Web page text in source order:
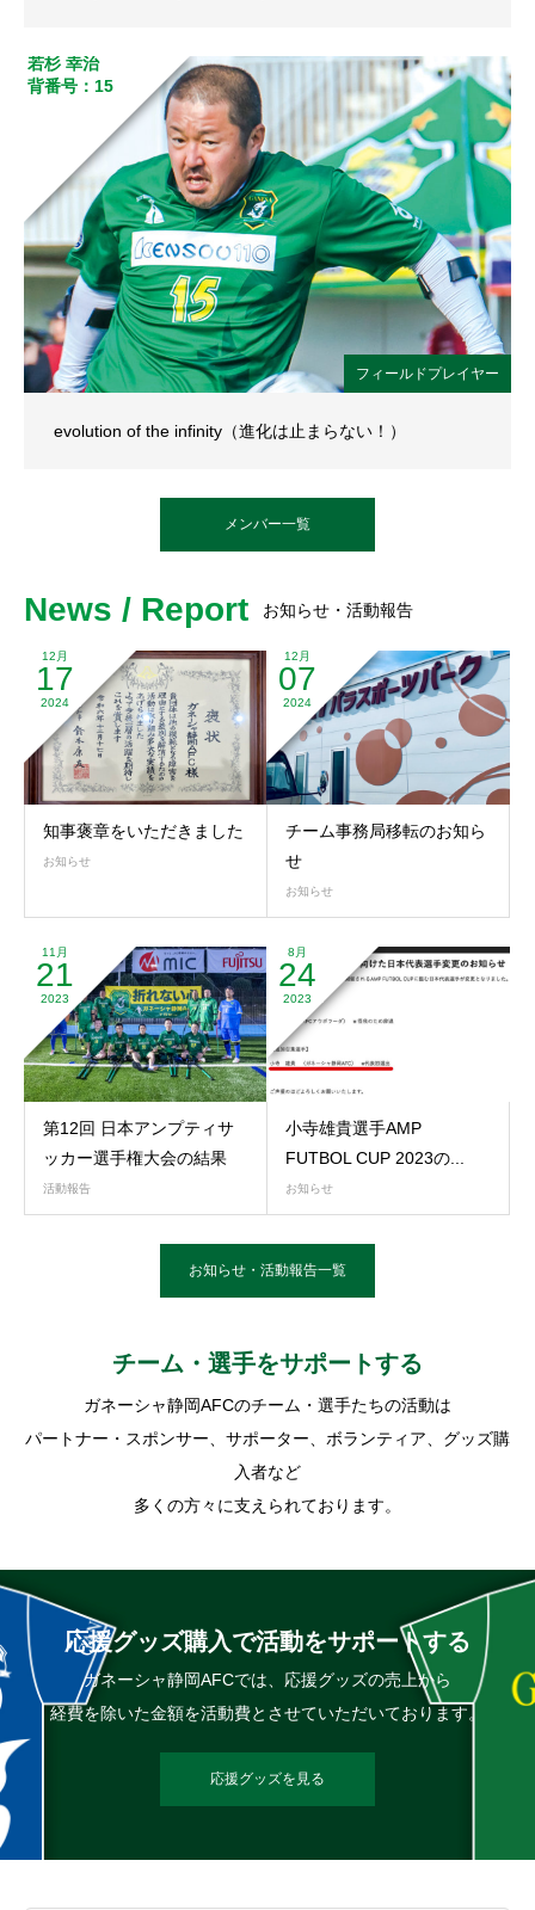
若杉 幸治
背番号：15
フィールドプレイヤー
evolution of the infinity（進化は止まらない！）
メンバー一覧
News / Report お知らせ・活動報告
12月
17
2024
知事褒章をいただきました
お知らせ
12月
07
2024
チーム事務局移転のお知ら
せ
お知らせ
11月
21
2023
第12回 日本アンプティサ
ッカー選手権大会の結果
活動報告
8月
24
2023
小寺雄貴選手AMP
FUTBOL CUP 2023の...
お知らせ
お知らせ・活動報告一覧
チーム・選手をサポートする
ガネーシャ静岡AFCのチーム・選手たちの活動は
パートナー・スポンサー、サポーター、ボランティア、グッズ購
入者など
多くの方々に支えられております。
応援グッズ購入で活動をサポートする
ガネーシャ静岡AFCでは、応援グッズの売上から
経費を除いた金額を活動費とさせていただいております。
応援グッズを見る